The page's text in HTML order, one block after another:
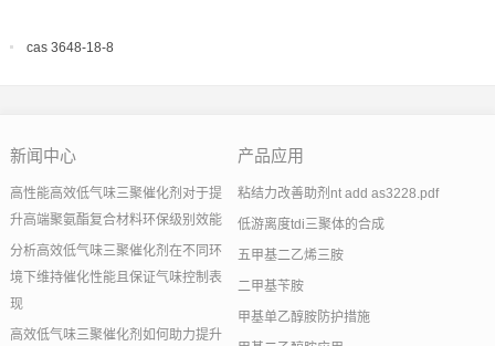
cas 3648-18-8
新闻中心
高性能高效低气味三聚催化剂对于提
升高端聚氨酯复合材料环保级别效能
分析高效低气味三聚催化剂在不同环
境下维持催化性能且保证气味控制表
现
高效低气味三聚催化剂如何助力提升
产品应用
粘结力改善助剂nt add as3228.pdf
低游离度tdi三聚体的合成
五甲基二乙烯三胺
二甲基苄胺
甲基单乙醇胺防护措施